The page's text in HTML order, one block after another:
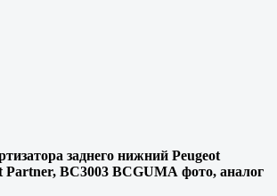
заднего нижний Peugeot
Partner, BC3003 BCGUMA фото, аналог